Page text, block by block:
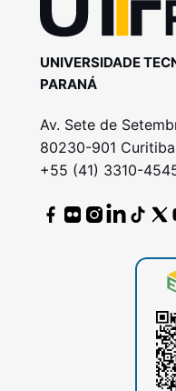
UNIVERSIDADE
PARANÁ
Av. Sete de
80230-901
+55 (41) 3310-